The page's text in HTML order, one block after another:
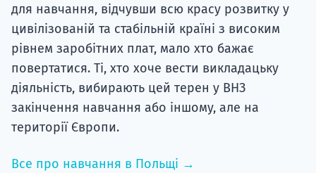
для навчання, відчувши всю красу розвитку у
цивілізованій та стабільній країні з високим
рівнем заробітних плат, мало хто бажає
повертатися. Ті, хто хоче вести викладацьку
діяльність, вибирають цей терен у ВНЗ
закінчення навчання або іншому, але на
території Європи.
Все про навчання в Польщі →